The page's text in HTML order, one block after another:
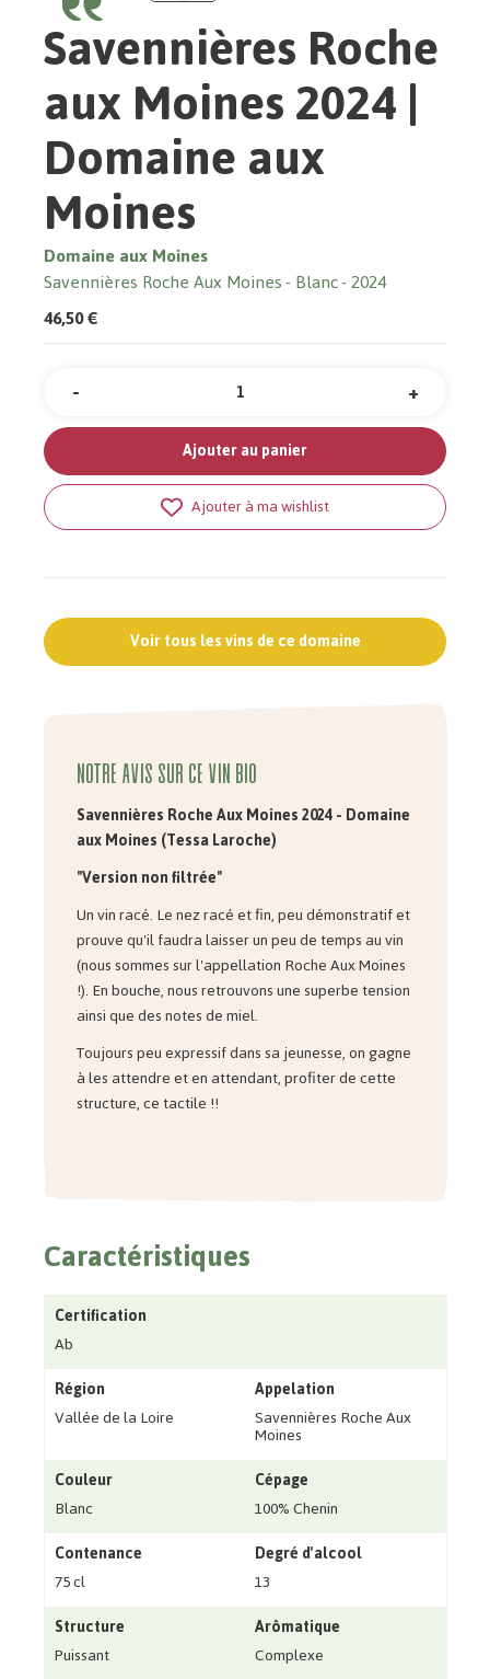
Savennières Roche
aux Moines 2024 |
Domaine aux
Moines
Domaine aux Moines
Savennières Roche Aux Moines Blanc 2024
46,50 €
Quantité +
-
Ajouter au panier
Ajouter à ma wishlist
Voir tous les vins de ce domaine
Notre avis sur ce vin bio
Savennières Roche Aux Moines 2024 - Domaine
aux Moines (Tessa Laroche)
"Version non filtrée"
Un vin racé. Le nez racé et fin, peu démonstratif et
prouve qu'il faudra laisser un peu de temps au vin
(nous sommes sur l'appellation Roche Aux Moines
!). En bouche, nous retrouvons une superbe tension
ainsi que des notes de miel.
Toujours peu expressif dans sa jeunesse, on gagne
à les attendre et en attendant, profiter de cette
structure, ce tactile !!
Caractéristiques
Certification
Ab
Région
Vallée de la Loire
Appelation
Savennières Roche Aux
Moines
Couleur
Blanc
Cépage
100% Chenin
Contenance
75 cl
Degré d'alcool
13
Structure
Puissant
Arômatique
Complexe